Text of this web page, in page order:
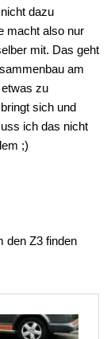
dazu
macht also nur
mit. Das geht
am
zu
sich und
ich das nicht
;)
den Z3 finden